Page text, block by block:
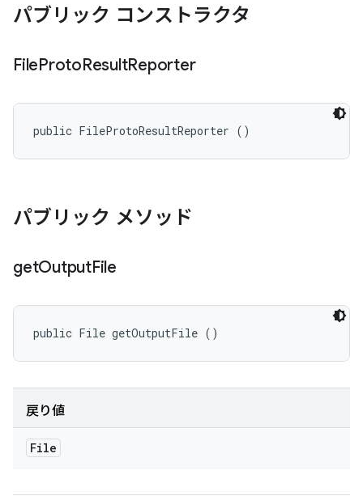
パブリック コンストラクタ
FileProtoResultReporter
public FileProtoResultReporter ()
パブリック メソッド
getOutputFile
public File getOutputFile ()
戻り値
File